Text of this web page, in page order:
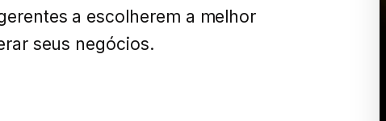
a escolherem a melhor
seus negócios.